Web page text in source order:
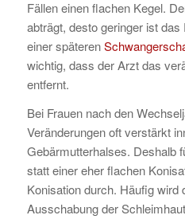
Fällen einen flachen Kegel.
abträgt, desto geringer ist
einer späteren
wichtig, dass der Arzt das
entfernt.
Bei Frauen nach den
Veränderungen oft verstärkt
Gebärmutterhalses. Deshalb
statt einer eher flachen
Konisation durch. Häufig wird
Ausschabung der